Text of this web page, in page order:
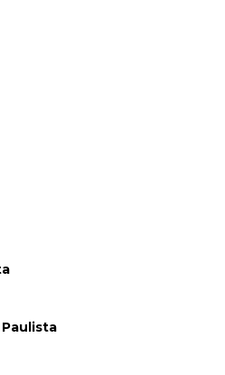
Paulista